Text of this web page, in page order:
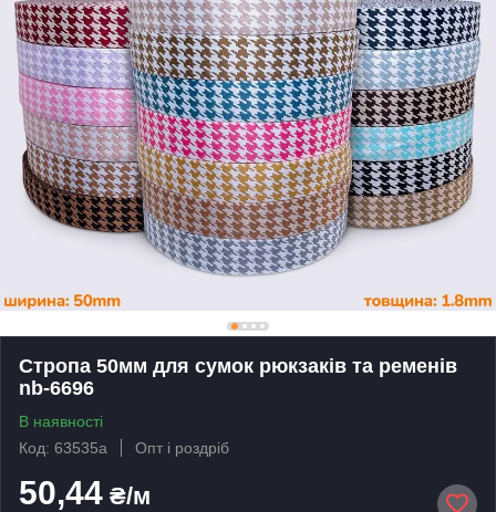
Стропа 50мм для сумок рюкзаків та ременів
nb-6696
В наявності
Код: 63535а
Опт і роздріб
50,44 ₴/м